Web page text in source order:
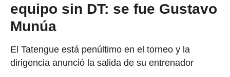
equipo sin DT: se fue Gustavo
Munúa
El Tatengue está penúltimo en el torneo y la
dirigencia anunció la salida de su entrenador